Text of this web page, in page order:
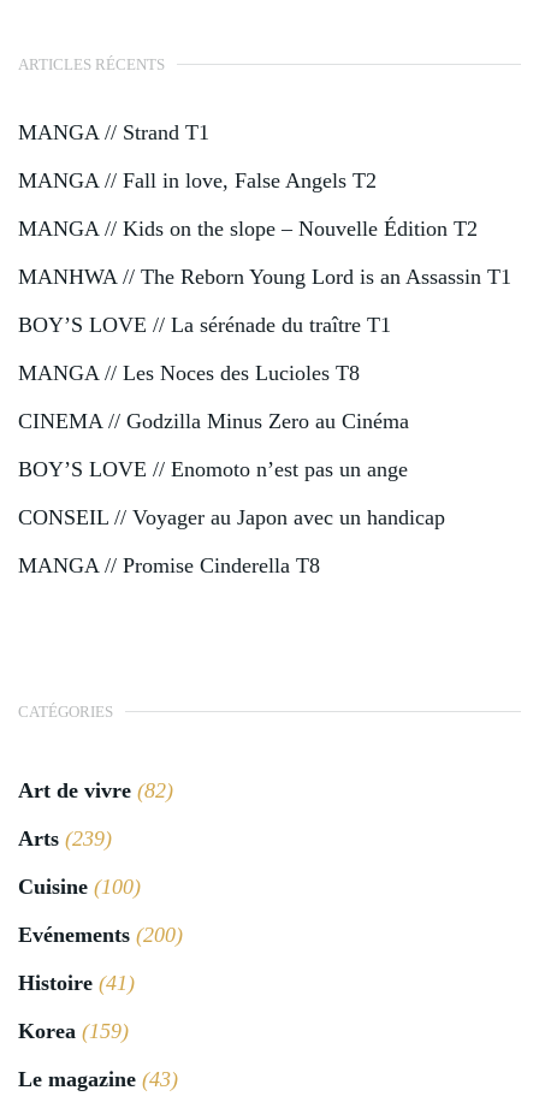
ARTICLES RÉCENTS
MANGA // Strand T1
MANGA // Fall in love, False Angels T2
MANGA // Kids on the slope – Nouvelle Édition T2
MANHWA // The Reborn Young Lord is an Assassin T1
BOY’S LOVE // La sérénade du traître T1
MANGA // Les Noces des Lucioles T8
CINEMA // Godzilla Minus Zero au Cinéma
BOY’S LOVE // Enomoto n’est pas un ange
CONSEIL // Voyager au Japon avec un handicap
MANGA // Promise Cinderella T8
CATÉGORIES
Art de vivre (82)
Arts (239)
Cuisine (100)
Evénements (200)
Histoire (41)
Korea (159)
Le magazine (43)